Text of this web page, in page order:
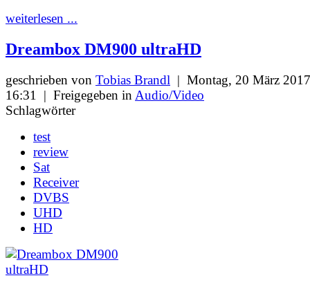
weiterlesen ...
Dreambox DM900 ultraHD
geschrieben von Tobias Brandl | Montag, 20 März 2017
16:31
| Freigegeben in Audio/Video
Schlagwörter
test
review
Sat
Receiver
DVBS
UHD
HD